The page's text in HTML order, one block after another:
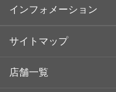
インフォメーション
サイトマップ
店舗一覧